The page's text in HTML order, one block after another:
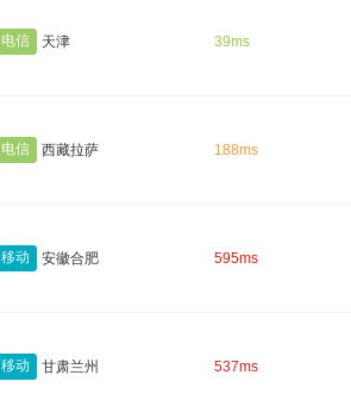
电信 天津 39ms
电信 西藏拉萨 188ms
移动 安徽合肥 595ms
移动 甘肃兰州 537ms